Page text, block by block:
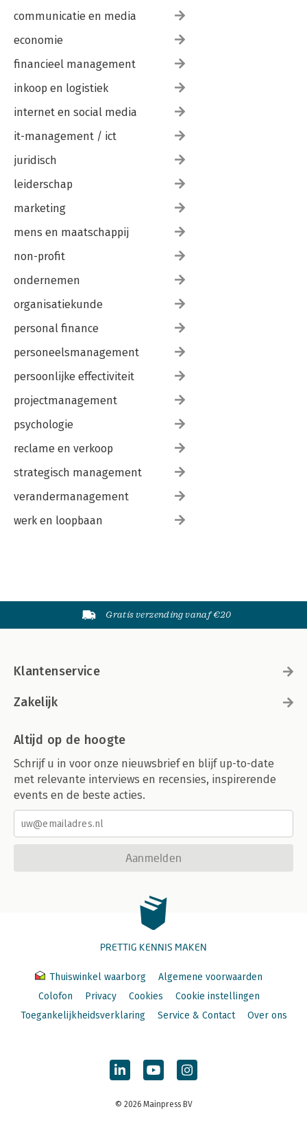
communicatie en media
economie
financieel management
inkoop en logistiek
internet en social media
it-management / ict
juridisch
leiderschap
marketing
mens en maatschappij
non-profit
ondernemen
organisatiekunde
personal finance
personeelsmanagement
persoonlijke effectiviteit
projectmanagement
psychologie
reclame en verkoop
strategisch management
verandermanagement
werk en loopbaan
Gratis verzending vanaf €20
Klantenservice
Zakelijk
Altijd op de hoogte
Schrijf u in voor onze nieuwsbrief en blijf up-to-date
met relevante interviews en recensies, inspirerende
events en de beste acties.
Aanmelden
PRETTIG KENNIS MAKEN
Thuiswinkel waarborg
Algemene voorwaarden
Colofon
Privacy Cookies
Cookie instellingen
Toegankelijkheidsverklaring
Service & Contact Over ons
© 2026 Mainpress BV